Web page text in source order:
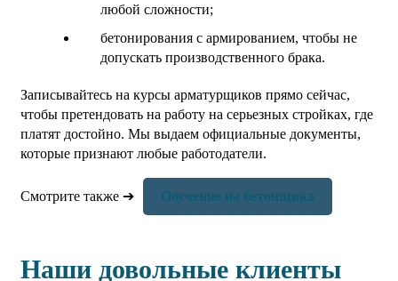
любой сложности;
бетонирования с армированием, чтобы не
допускать производственного брака.
Записывайтесь на курсы арматурщиков прямо сейчас,
чтобы претендовать на работу на серьезных стройках, где
платят достойно. Мы выдаем официальные документы,
которые признают любые работодатели.
Смотрите также ➔ Обучение на бетонщика
Наши довольные клиенты